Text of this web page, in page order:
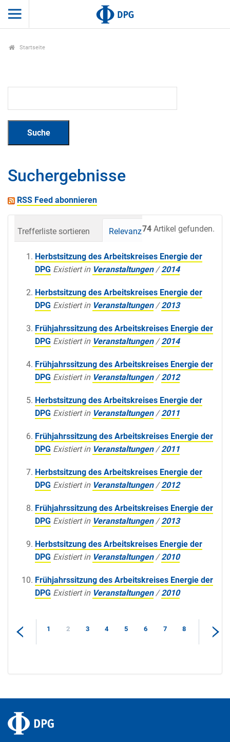
Startseite
Suchergebnisse
RSS Feed abonnieren
74 Artikel gefunden.
Trefferliste sortieren Relevanz Datum
Herbstsitzung des Arbeitskreises Energie der
DPG Existiert in Veranstaltungen /2014
Herbstsitzung des Arbeitskreises Energie der
DPG Existiert in Veranstaltungen /2013
Frühjahrssitzung des Arbeitskreises Energie der
DPG Existiert in Veranstaltungen /2014
Frühjahrssitzung des Arbeitskreises Energie der
DPG Existiert in Veranstaltungen /2012
Herbstsitzung des Arbeitskreises Energie der
DPG Existiert in Veranstaltungen /2011
Frühjahrssitzung des Arbeitskreises Energie der
DPG Existiert in Veranstaltungen /2011
Herbstsitzung des Arbeitskreises Energie der
DPG Existiert in Veranstaltungen /2012
Frühjahrssitzung des Arbeitskreises Energie der
DPG Existiert in Veranstaltungen /2013
Herbstsitzung des Arbeitskreises Energie der
DPG Existiert in Veranstaltungen /2010
Frühjahrssitzung des Arbeitskreises Energie der
DPG Existiert in Veranstaltungen /2010
1 2 3 4 5 6 7 8